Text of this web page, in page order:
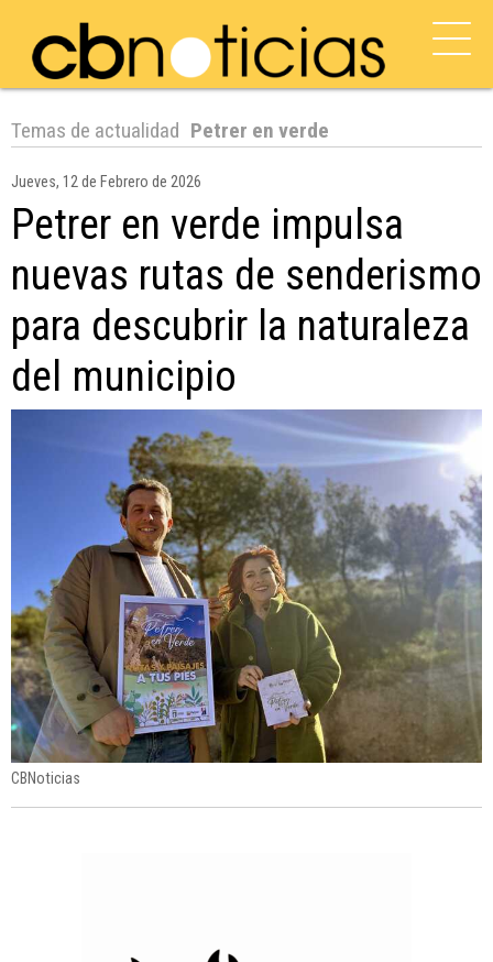
Temas de actualidad Petrer en verde
Jueves, 12 de Febrero de 2026
Petrer en verde impulsa
nuevas rutas de senderismo
para descubrir la naturaleza
del municipio
CBNoticias